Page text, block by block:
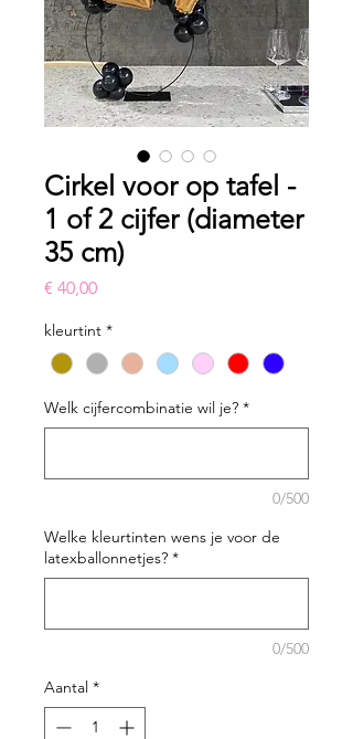
Cirkel voor op tafel -
1 of 2 cijfer (diameter
35 cm)
€ 40,00Prijs
kleurtint *
Welk cijfercombinatie wil je? *
0/500
Welke kleurtinten wens je voor de
latexballonnetjes? *
0/500
Aantal *